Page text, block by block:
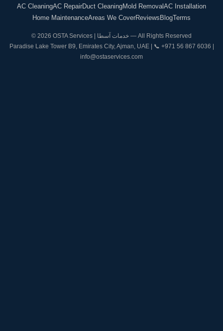
AC CleaningAC RepairDuct CleaningMold Removal AC Installation
Home MaintenanceAreas We CoverReviews BlogTerms
© 2026 OSTA Services | خدمات آسطا — All Rights Reserved
Paradise Lake Tower B9, Emirates City, Ajman, UAE | 📞 +971 56 867 6036
info@ostaservices.com